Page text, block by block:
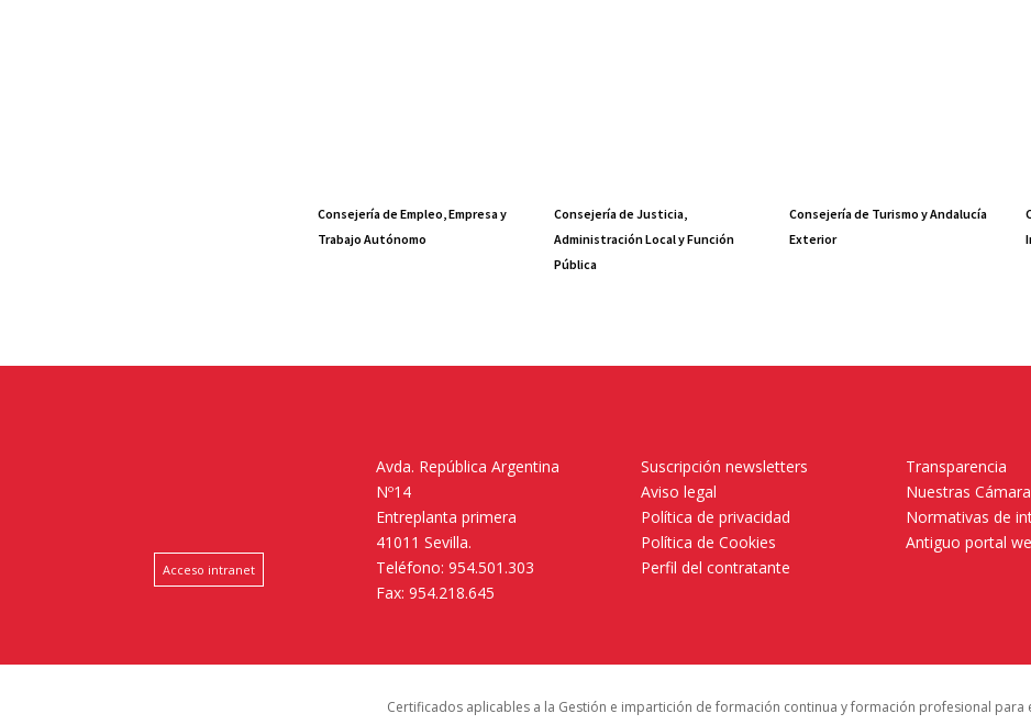
Consejería de Empleo, Empresa y
Trabajo Autónomo
Consejería de Justicia,
Administración Local y Función
Pública
Consejería de Turismo y Andalucía
Exterior
Acceso intranet
Avda. República Argentina
Nº14
Entreplanta primera
41011 Sevilla.
Teléfono: 954.501.303
Fax: 954.218.645
Suscripción newsletters
Aviso legal
Política de privacidad
Política de Cookies
Perfil del contratante
Transparencia
Nuestras
Normativas de
Antiguo portal
Certificados aplicables a la Gestión e impartición de formación continua y formación profesional para